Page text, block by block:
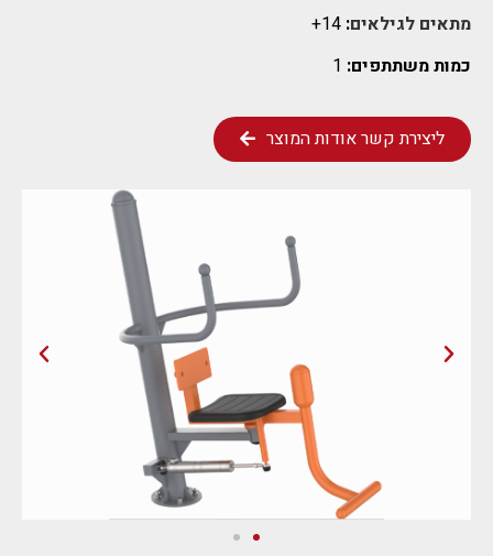
מתאים לגילאים:
כמות משתתפים:
ליצירת קשר אודות המוצר